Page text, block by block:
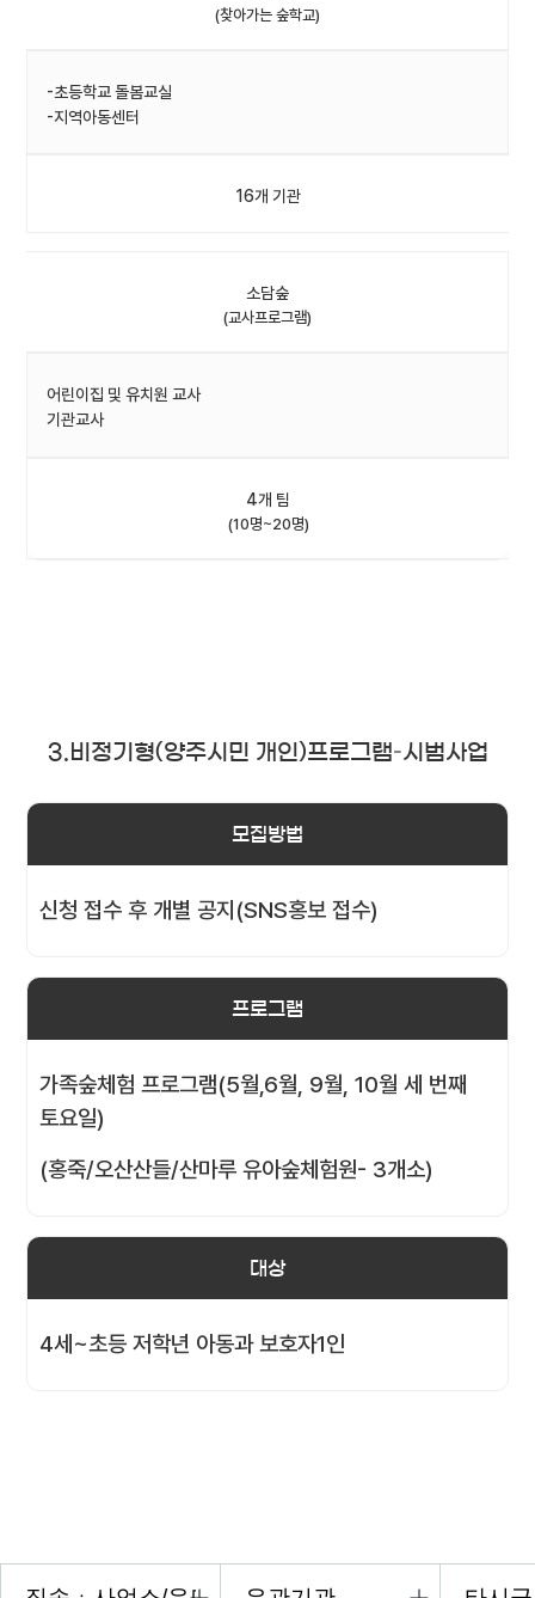
(찾아가는 숲학교)
-초등학교 돌봄교실
-지역아동센터
16개 기관
소담숲
(교사프로그램)
어린이집 및 유치원 교사
기관교사
4개 팀
(10명~20명)
3.비정기형(양주시민 개인)프로그램–시범사업
모집방법
신청 접수 후 개별 공지(SNS홍보 접수)
프로그램
가족숲체험 프로그램(5월,6월, 9월, 10월 세 번째
토요일)
(홍죽/오산산들/산마루 유아숲체험원- 3개소)
대상
4세~초등 저학년 아동과 보호자1인